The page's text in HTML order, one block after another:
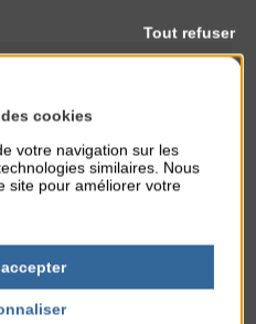
cookies
votre navigation sur les
similaires. Nous
site pour améliorer votre
Tout refuser